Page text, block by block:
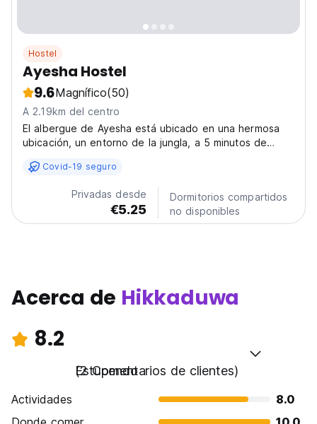
Hostel
Ayesha Hostel
9.6Magnífico(50)
A 2.19km del centro
El albergue de Ayesha está ubicado en una hermosa
ubicación, un entorno de la jungla, a 5 minutos de
Covid-19 seguro
Privadas desde
€5.25
Dormitorios compartidos
no disponibles
Acerca de Hikkaduwa
8.2
Estupendo
(2 Comentarios de clientes)
Actividades
8.0